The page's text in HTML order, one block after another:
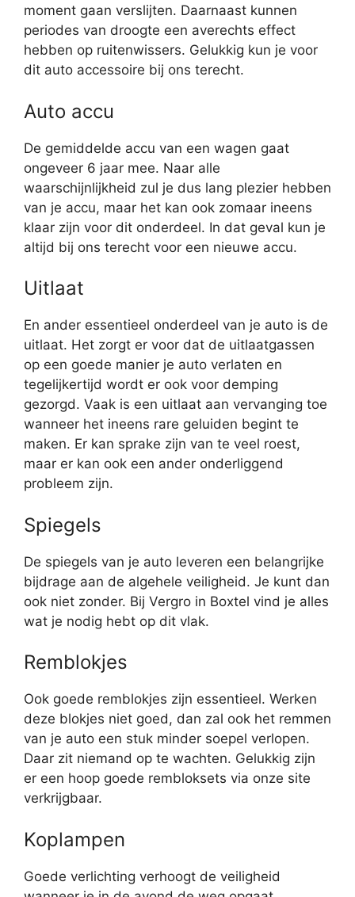
moment gaan verslijten. Daarnaast kunnen
periodes van droogte een averechts effect
hebben op ruitenwissers. Gelukkig kun je voor
dit auto accessoire bij ons terecht.
Auto accu
De gemiddelde accu van een wagen gaat
ongeveer 6 jaar mee. Naar alle
waarschijnlijkheid zul je dus lang plezier hebben
van je accu, maar het kan ook zomaar ineens
klaar zijn voor dit onderdeel. In dat geval kun je
altijd bij ons terecht voor een nieuwe accu.
Uitlaat
En ander essentieel onderdeel van je auto is de
uitlaat. Het zorgt er voor dat de uitlaatgassen
op een goede manier je auto verlaten en
tegelijkertijd wordt er ook voor demping
gezorgd. Vaak is een uitlaat aan vervanging toe
wanneer het ineens rare geluiden begint te
maken. Er kan sprake zijn van te veel roest,
maar er kan ook een ander onderliggend
probleem zijn.
Spiegels
De spiegels van je auto leveren een belangrijke
bijdrage aan de algehele veiligheid. Je kunt dan
ook niet zonder. Bij Vergro in Boxtel vind je alles
wat je nodig hebt op dit vlak.
Remblokjes
Ook goede remblokjes zijn essentieel. Werken
deze blokjes niet goed, dan zal ook het remmen
van je auto een stuk minder soepel verlopen.
Daar zit niemand op te wachten. Gelukkig zijn
er een hoop goede rembloksets via onze site
verkrijgbaar.
Koplampen
Goede verlichting verhoogt de veiligheid